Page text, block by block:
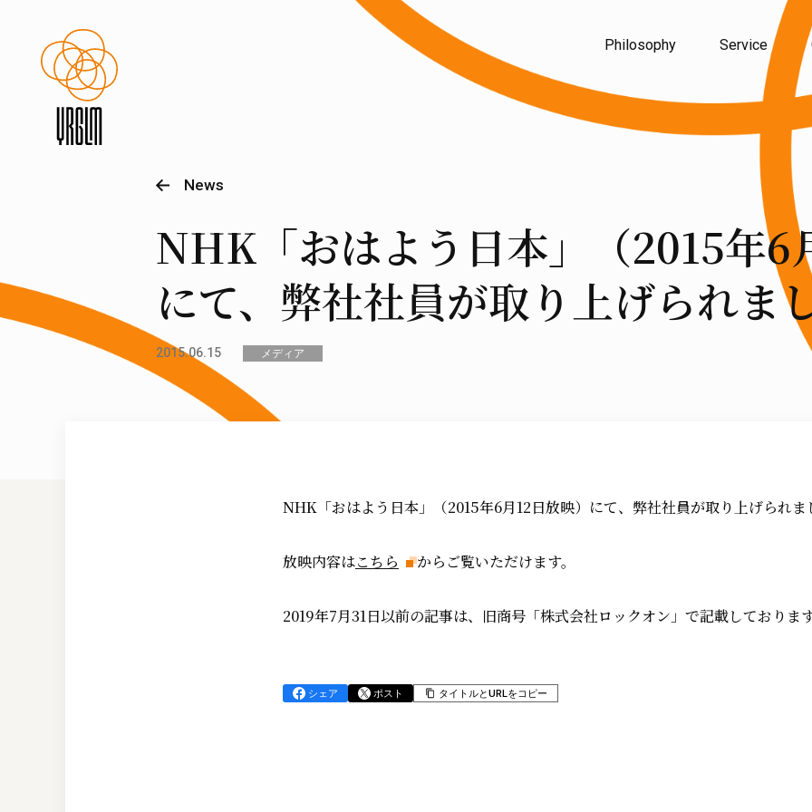
Philosophy Service
News
NHK「おはよう日本」（2015年6
にて、弊社社員が取り上げられまし
2015.06.15 メディア
NHK「おはよう日本」（2015年6月12日放映）にて、弊社社員が取り上げられま
放映内容はこちら からご覧いただけます。
2019年7月31日以前の記事は、旧商号「株式会社ロックオン」で記載しております
シェア ポスト タイトルとURLをコピー